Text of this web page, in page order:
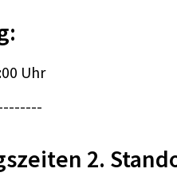
Uhr
2.